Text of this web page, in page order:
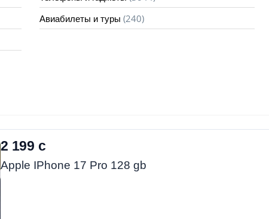
Авиабилеты и туры (240)
2 199 с
Apple IPhone 17 Pro 128 gb